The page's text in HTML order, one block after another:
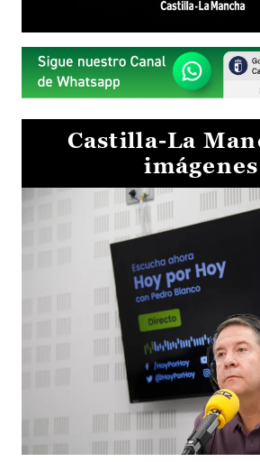
Castilla-La
imágenes